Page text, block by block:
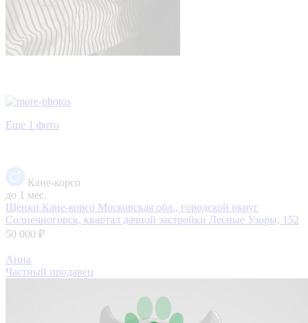
Еще 1 фото
Кане-корсо
до 1 мес.
Щенки Кане-корсо Московская обл., городской округ
Солнечногорск, квартал дачной застройки Лесные Узоры, 152
50 000 ₽
Анна
Частный продавец